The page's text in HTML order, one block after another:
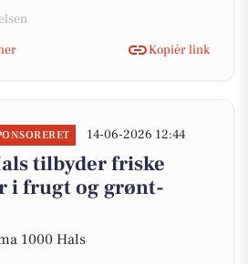
Kopiér link
14-06-2026 12:44
tilbyder friske
i frugt og grønt-
1000 Hals